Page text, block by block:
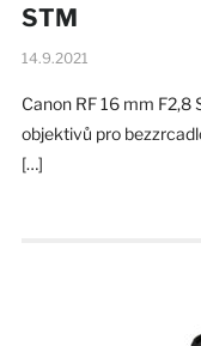
STM
14.9.2021
Canon RF 16 mm
objektivů pro
[…]